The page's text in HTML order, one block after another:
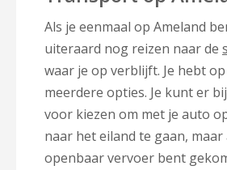
Als je eenmaal op Ameland
uiteraard nog reizen naar de
waar je op verblijft. Je hebt
meerdere opties. Je kunt er
voor kiezen om met je auto
naar het eiland te gaan,
openbaar vervoer bent